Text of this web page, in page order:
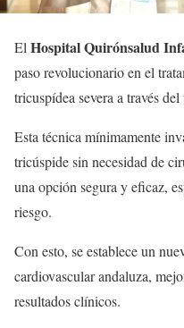
El Hospital Quirónsalud
paso revolucionario en el
tricuspídea severa a través
Esta técnica mínimamente
tricúspide sin necesidad de
una opción segura y eficaz,
riesgo.
Con esto, se establece un
cardiovascular andaluza,
resultados clínicos.